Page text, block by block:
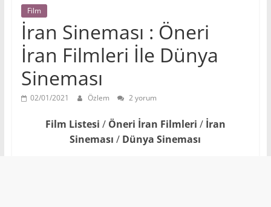
Film
İran Sineması : Öneri
İran Filmleri İle Dünya
Sineması
02/01/2021 Özlem 2 yorum
Film Listesi / Öneri İran Filmleri / İran
Sineması/ Dünya Sineması